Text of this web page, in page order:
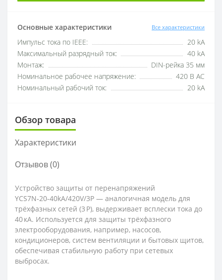
Основные характеристики Все характеристики
Импульс тока по IEEE:
20 kA
Максимальный разрядный ток:
40 kA
Монтаж:
DIN-рейка 35 мм
Номинальное рабочее напряжение:
420 В АС
Номинальный рабочий ток:
20 kA
Обзор товара
Характеристики
Отзывов (0)
Устройство защиты от перенапряжений
YCS7N‑20‑40kA/420V/3P — аналогичная модель для
трёхфазных сетей (3 P), выдерживает всплески тока до
40 кА. Используется для защиты трёхфазного
электрооборудования, например, насосов,
кондиционеров, систем вентиляции и бытовых щитов,
обеспечивая стабильную работу при сетевых
выбросах.